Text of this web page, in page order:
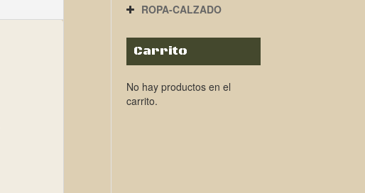
ROPA-CALZADO
Carrito
No hay productos en el
carrito.